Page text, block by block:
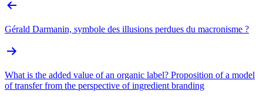
Gérald Darmanin, symbole des illusions perdues du macronisme ?
What is the added value of an organic label? Proposition of a model
of transfer from the perspective of ingredient branding